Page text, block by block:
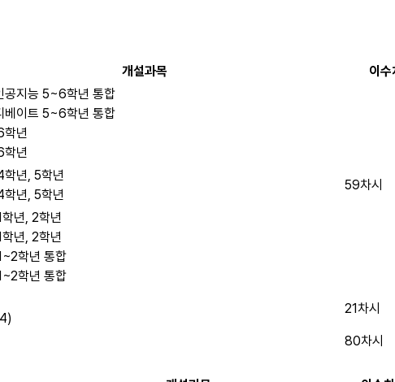
개설과목 이수
공지능 5~6학년 통합
베이트 5~6학년 통합
학년
학년
59차시
학년, 5학년
학년, 5학년
년, 2학년
년, 2학년
학년 통합
학년 통합
21차시
80차시